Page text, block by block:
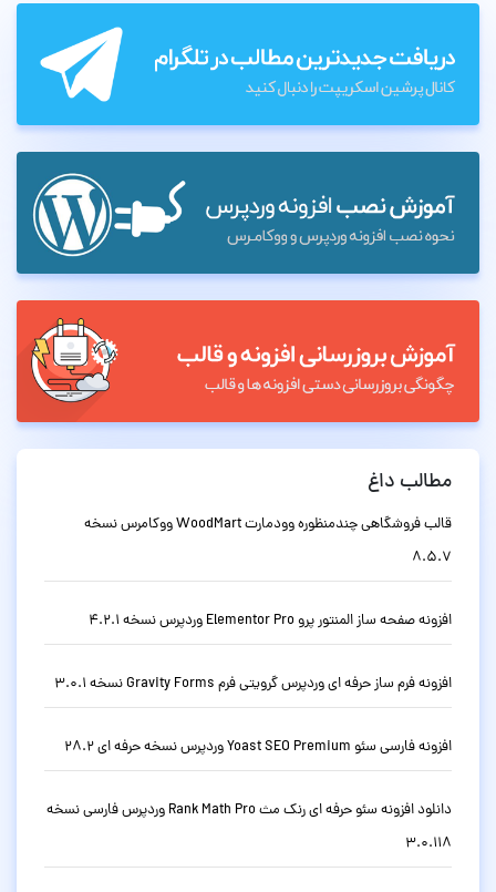
مطالب داغ
قالب فروشگاهی چندمنظوره وودمارت WoodMart ووکامرس نسخه
8.5.7
افزونه صفحه ساز المنتور پرو Elementor Pro وردپرس نسخه 4.2.1
افزونه فرم ساز حرفه ای وردپرس گرویتی فرم Gravity Forms نسخه 3.0.1
افزونه فارسی سئو Yoast SEO Premium وردپرس نسخه حرفه ای 28.2
دانلود افزونه سئو حرفه ای رنک مث Rank Math Pro وردپرس فارسی نسخه
3.0.118